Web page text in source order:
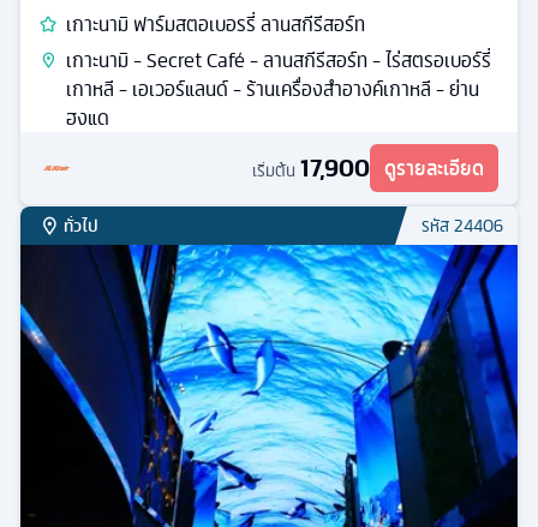
เกาะนามิ ฟาร์มสตอเบอรรี่ ลานสกีรีสอร์ท
เกาะนามิ - Secret Café - ลานสกีรีสอร์ท - ไร่สตรอเบอร์รี่
เกาหลี - เอเวอร์แลนด์ - ร้านเครื่องสำอางค์เกาหลี - ย่าน
ฮงแด
เริ่มต้น 17,900 ดูรายละเอียด
ทั่วไป รหัส24406